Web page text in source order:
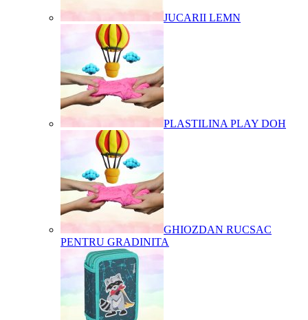
JUCARII LEMN
PLASTILINA PLAY DOH
GHIOZDAN RUCSAC
PENTRU GRADINITA